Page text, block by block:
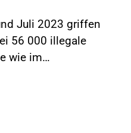
Juli 2023 griffen
56 000 illegale
wie im…